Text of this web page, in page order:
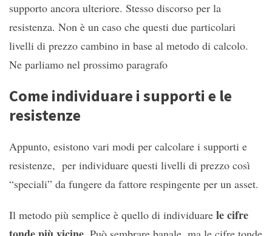
supporto ancora ulteriore. Stesso discorso per la
resistenza. Non è un caso che questi due particolari
livelli di prezzo cambino in base al metodo di calcolo.
Ne parliamo nel prossimo paragrafo
Come individuare i supporti e le
resistenze
Appunto, esistono vari modi per calcolare i supporti e
resistenze, per individuare questi livelli di prezzo così
“speciali” da fungere da fattore respingente per un asset.
Il metodo più semplice è quello di individuare le cifre